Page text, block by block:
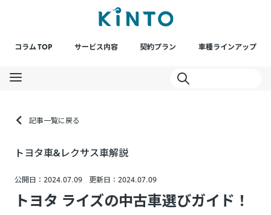
コラム TOP サービス内容 契約プラン 車種ラインアップ
記事一覧に戻る
トヨタ車&レクサス車解説
公開日：2024.07.09 更新日：2024.07.09
トヨタ ライズの中古車選びガイド！